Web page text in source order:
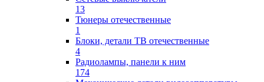
13
Тюнеры отечественные
1
Блоки, детали ТВ отечественные
4
Радиолампы, панели к ним
174